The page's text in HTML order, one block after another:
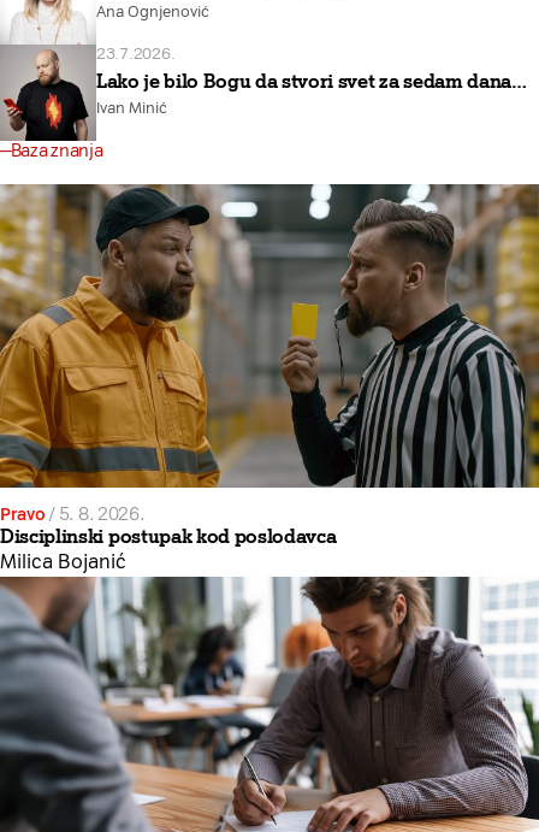
Ana Ognjenović
23.7.2026.
Lako je bilo Bogu da stvori svet za sedam dana…
Ivan Minić
Baza znanja
Pravo / 5. 8. 2026.
Disciplinski postupak kod poslodavca
Milica Bojanić